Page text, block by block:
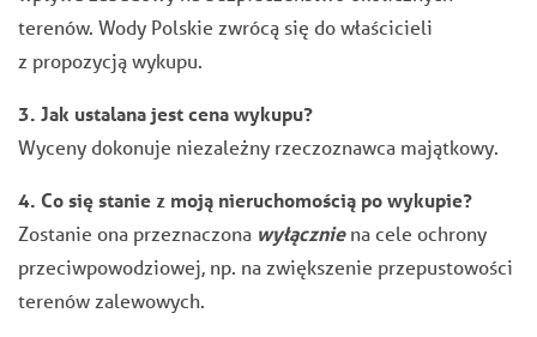
terenów. Wody Polskie zwrócą się do właścicieli
z propozycją wykupu.
3. Jak ustalana jest cena wykupu?
Wyceny dokonuje niezależny rzeczoznawca majątkowy.
4. Co się stanie z moją nieruchomością po wykupie?
Zostanie ona przeznaczona wyłączniena cele ochrony
przeciwpowodziowej, np. na zwiększenie przepustowości
terenów zalewowych.